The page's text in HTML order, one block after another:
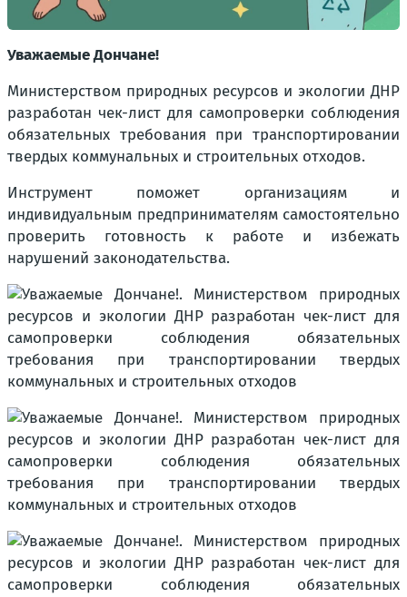
Уважаемые Дончане!
Министерством природных ресурсов и экологии ДНР
разработан чек-лист для самопроверки соблюдения
обязательных требования при транспортировании
твердых коммунальных и строительных отходов.
Инструмент поможет организациям и
индивидуальным предпринимателям самостоятельно
проверить готовность к работе и избежать
нарушений законодательства.